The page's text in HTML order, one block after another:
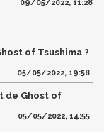
09/05/2022, 11:28
of Tsushima ?
05/05/2022, 19:58
de Ghost of
05/05/2022, 14:55